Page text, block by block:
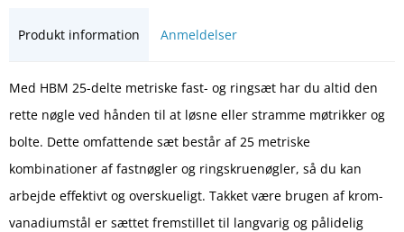
Produkt information Anmeldelser
Med HBM 25-delte metriske fast- og ringsæt har du altid den
rette nøgle ved hånden til at løsne eller stramme møtrikker og
bolte. Dette omfattende sæt består af 25 metriske
kombinationer af fastnøgler og ringskruenøgler, så du kan
arbejde effektivt og overskueligt. Takket være brugen af krom-
vanadiumstål er sættet fremstillet til langvarig og pålidelig